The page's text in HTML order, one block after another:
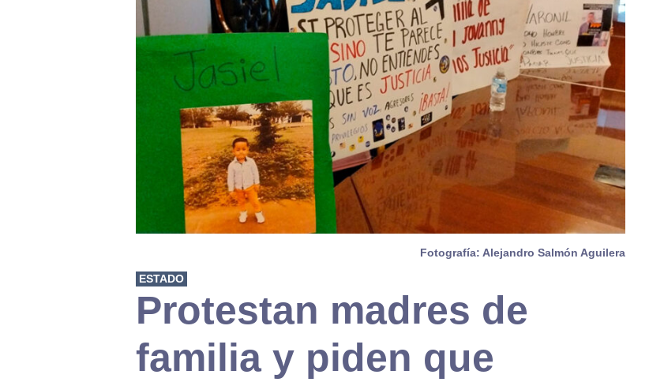
Fotografía: Alejandro Salmón Aguilera
ESTADO
Protestan madres de
familia y piden que